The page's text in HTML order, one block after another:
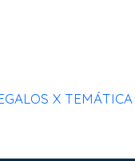
X TEMÁTICA